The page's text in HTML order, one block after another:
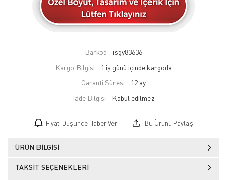
Barkod: isgy83636
Kargo Bilgisi:
1 iş günü içinde kargoda
Garanti Süresi:
12 ay
İade Bilgisi:
Fiyatı Düşünce Haber Ver Bu Ürünü Paylaş
ÜRÜN BILGISI
TAKSIT SEÇENEKLERI